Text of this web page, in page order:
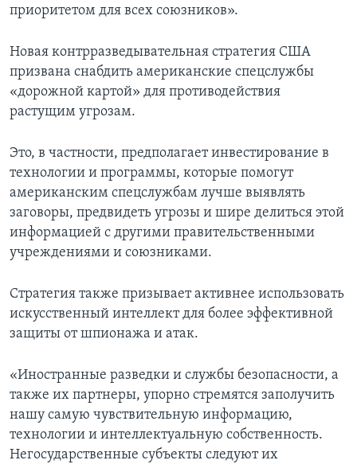
приоритетом для всех союзников».
Новая контрразведывательная стратегия США
призвана снабдить американские спецслужбы
«дорожной картой» для противодействия
растущим угрозам.
Это, в частности, предполагает инвестирование в
технологии и программы, которые помогут
американским спецслужбам лучше выявлять
заговоры, предвидеть угрозы и шире делиться этой
информацией с другими правительственными
учреждениями и союзниками.
Стратегия также призывает активнее использовать
искусственный интеллект для более эффективной
защиты от шпионажа и атак.
«Иностранные разведки и службы безопасности, а
также их партнеры, упорно стремятся заполучить
нашу самую чувствительную информацию,
технологии и интеллектуальную собственность.
Негосударственные субъекты следуют их